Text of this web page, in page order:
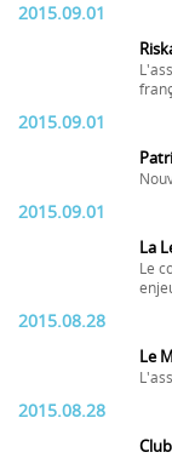
2015.09.01
2015.09.01
2015.09.01
La
Le
2015.08.28
Le
2015.08.28